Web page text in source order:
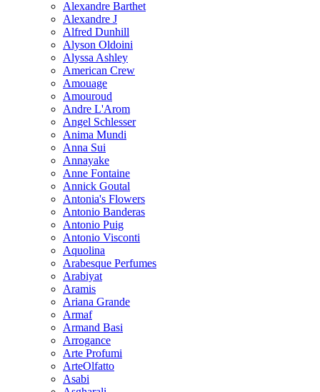
Alexandre Barthet
Alexandre J
Alfred Dunhill
Alyson Oldoini
Alyssa Ashley
American Crew
Amouage
Amouroud
Andre L'Arom
Angel Schlesser
Anima Mundi
Anna Sui
Annayake
Anne Fontaine
Annick Goutal
Antonia's Flowers
Antonio Banderas
Antonio Puig
Antonio Visconti
Aquolina
Arabesque Perfumes
Arabiyat
Aramis
Ariana Grande
Armaf
Armand Basi
Arrogance
Arte Profumi
ArteOlfatto
Asabi